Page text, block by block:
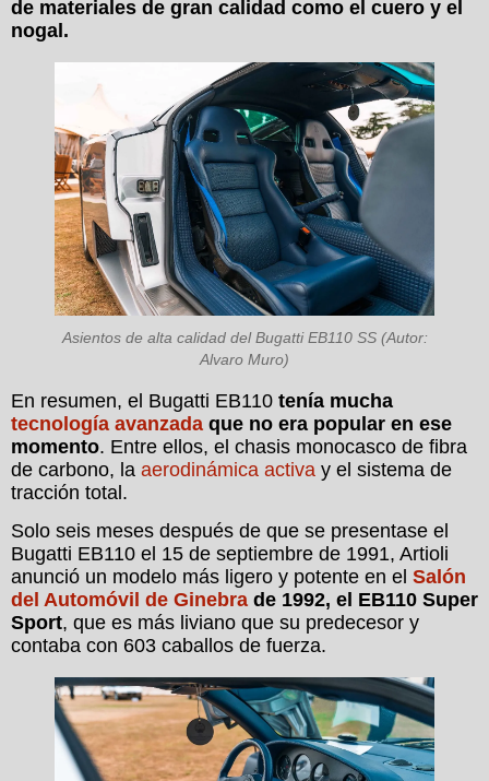
de materiales de gran calidad como el cuero y el
nogal.
Asientos de alta calidad del Bugatti EB110 SS (Autor:
Alvaro Muro)
En resumen, el Bugatti EB110 tenía mucha
tecnología avanzada que no era popular en ese
momento. Entre ellos, el chasis monocasco de fibra
de carbono, la aerodinámica activa y el sistema de
tracción total.
Solo seis meses después de que se presentase el
Bugatti EB110 el 15 de septiembre de 1991, Artioli
anunció un modelo más ligero y potente en el Salón
del Automóvil de Ginebra de 1992, el EB110 Super
Sport, que es más liviano que su predecesor y
contaba con 603 caballos de fuerza.